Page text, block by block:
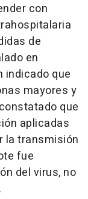
con
de
en
indicado que
mayores y
que
aplicadas
la transmisión
fue
del virus, no